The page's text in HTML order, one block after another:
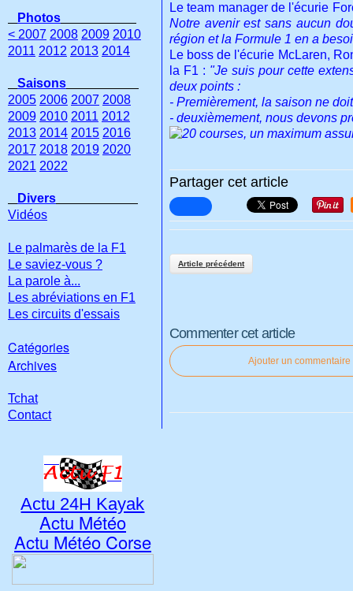
Le team manager de l'écurie
Notre avenir est sans aucun
région et la Formule 1 en a
Le boss de l'écurie McLaren,
la F1 : "Je suis pour cette
deux points :
- Premièrement, la saison ne
- deuxièmement, nous devons
Partager cet article
Article précédent
Commenter cet article
Ajouter un commentaire
Photos
< 2007 2008 2009 2010
2011 2012 2013 2014
Saisons
2005 2006 2007 2008
2009 2010 2011 2012
2013 2014 2015 2016
2017 2018 2019 2020
2021 2022
Divers
Vidéos
Le palmarès de la F1
Le saviez-vous ?
La parole à...
Les abréviations en F1
Les circuits d'essais
Catégories
Archives
Tchat
Contact
Actu 24H Kayak
Actu Météo
Actu Météo Corse